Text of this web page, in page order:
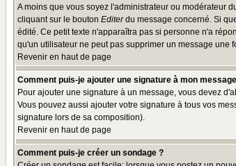
A moins que vous soyez l'administrateur ou modérateur
cliquant sur le bouton Editerdu message concerné. Si
édité. Ce petit texte n'apparaîtra pas si personne n'a
qu'un utilisateur ne peut pas supprimer un message une
Revenir en haut de page
Comment puis-je ajouter une signature à mon
Pour ajouter une signature à un message, vous devez
Vous pouvez aussi ajouter votre signature à tous vos
signature lors de sa composition).
Revenir en haut de page
Comment puis-je créer un sondage ?